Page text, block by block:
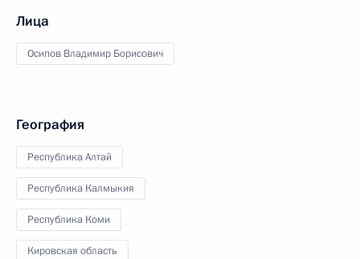
Лица
Осипов Владимир Борисович
География
Республика Алтай
Республика Калмыкия
Республика Коми
Кировская область